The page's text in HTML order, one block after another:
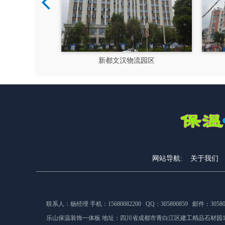
新都文汉物流园区
网站导航: 关于我们
联系人：杨经理 手机：15680082200 QQ：305800859 邮件：
乐山保温装饰一体板 地址： 四川省成都市青白江区建工精品石材园